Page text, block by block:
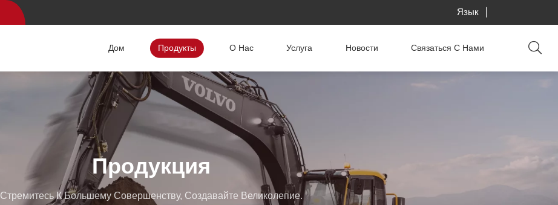
Язык
Дом Продукты О Нас Услуга Новости Связаться С Нами
Продукция
Стремитесь К Большему Совершенству, Создавайте Великолепие.